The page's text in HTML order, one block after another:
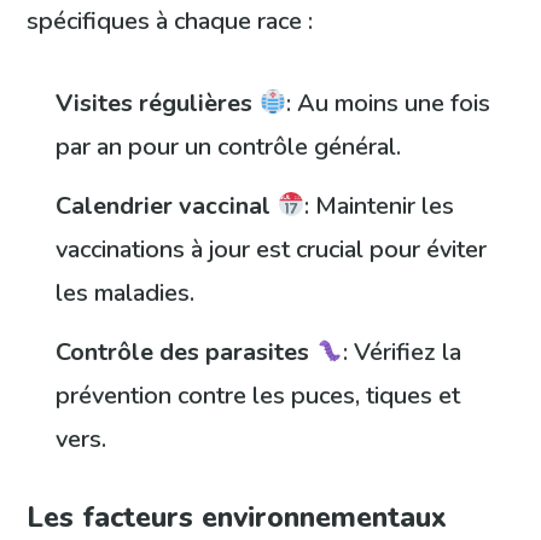
spécifiques à chaque race :
Visites régulières
: Au moins une fois
par an pour un contrôle général.
Calendrier vaccinal
: Maintenir les
vaccinations à jour est crucial pour éviter
les maladies.
Contrôle des parasites
: Vérifiez la
prévention contre les puces, tiques et
vers.
Les facteurs environnementaux